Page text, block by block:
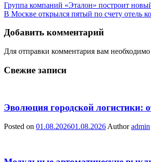
Группа компаний «Эталон» построит
В Москве открылся пятый по счету отель
Добавить комментарий
Для отправки комментария вам необходимо
Свежие записи
Эволюция городской логистики:
Posted on 01.08.202601.08.2026 Author admin